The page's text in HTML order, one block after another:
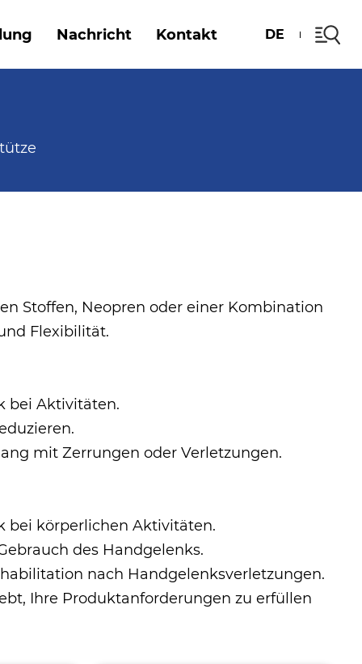
Nachricht Kontakt DE
Stoffen, Neopren oder einer Kombination
Flexibilität.
bei Aktivitäten.
mit Zerrungen oder Verletzungen.
bei körperlichen Aktivitäten.
des Handgelenks.
nach Handgelenksverletzungen.
Ihre Produktanforderungen zu erfüllen